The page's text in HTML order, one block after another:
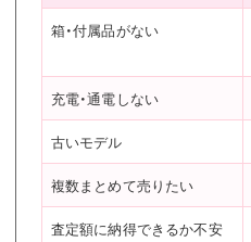
箱・付属品がない
充電・通電しない
古いモデル
複数まとめて売りたい
査定額に納得できるか不安